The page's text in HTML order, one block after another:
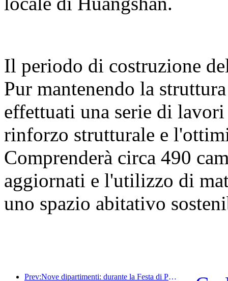
Il periodo di costruzione
Pur mantenendo la
effettuati una serie di
rinforzo strutturale e
Comprenderà circa 490
aggiornati e l'utilizzo di
uno spazio abitativo
Prev:Nove dipartimenti: durante la Festa di Primavera, le catene alberghiere e le case vacanze boutique offriranno misure preferenziali.